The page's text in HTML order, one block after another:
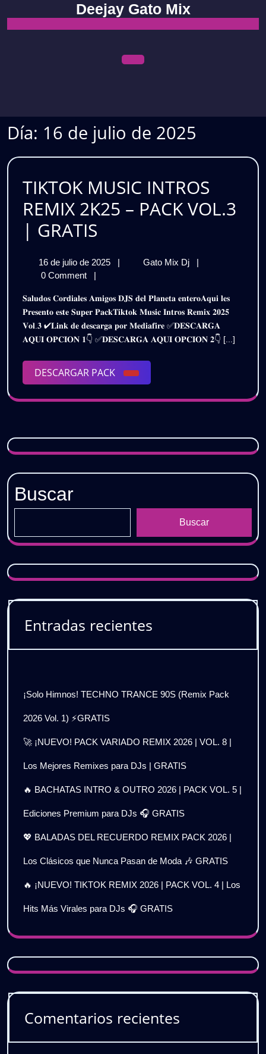
content
Deejay Gato Mix
Día: 16 de julio de 2025
TIKTOK MUSIC INTROS
REMIX 2K25 – PACK VOL.3
| GRATIS
INTROS
REMIX
2K25
–
PACK
VOL.3
|
16 de julio de 2025
16
de
2025
| Gato Mix Dj
TIKTOK
REMIX
2K25
–
PACK
|
0 Comment
|
𝐒𝐚𝐥𝐮𝐝𝐨𝐬 𝐂𝐨𝐫𝐝𝐢𝐚𝐥𝐞𝐬 𝐀𝐦𝐢𝐠𝐨𝐬 𝐃𝐉𝐒 𝐝𝐞𝐥 𝐏𝐥𝐚𝐧𝐞𝐭𝐚 𝐞𝐧𝐭𝐞𝐫𝐨𝐀𝐪𝐮𝐢 𝐥𝐞𝐬
𝐏𝐫𝐞𝐬𝐞𝐧𝐭𝐨 𝐞𝐬𝐭𝐞 𝐒𝐮𝐩𝐞𝐫 𝐏𝐚𝐜𝐤𝐓𝐢𝐤𝐭𝐨𝐤 𝐌𝐮𝐬𝐢𝐜 𝐈𝐧𝐭𝐫𝐨𝐬 𝐑𝐞𝐦𝐢𝐱 𝟐𝟎𝟐𝟓
𝐕𝐨𝐥.𝟑 ✔𝐋𝐢𝐧𝐤 𝐝𝐞 𝐝𝐞𝐬𝐜𝐚𝐫𝐠𝐚 𝐩𝐨𝐫 𝐌𝐞𝐝𝐢𝐚𝐟𝐢𝐫𝐞 ✅𝐃𝐄𝐒𝐂𝐀𝐑𝐆𝐀
𝐀𝐐𝐔𝐈 𝐎𝐏𝐂𝐈𝐎𝐍 𝟏👇 ✅𝐃𝐄𝐒𝐂𝐀𝐑𝐆𝐀 𝐀𝐐𝐔𝐈 𝐎𝐏𝐂𝐈𝐎𝐍 𝟐👇 [...]
DESCARGAR PACK
DESCARGAR
PACK
Buscar
Buscar
Entradas recientes
¡Solo Himnos! TECHNO TRANCE 90S (Remix Pack
2026 Vol. 1) ⚡GRATIS
🚀 ¡NUEVO! PACK VARIADO REMIX 2026 | VOL. 8 |
Los Mejores Remixes para DJs | GRATIS
🔥 BACHATAS INTRO & OUTRO 2026 | PACK VOL. 5 |
Ediciones Premium para DJs 🎧 GRATIS
💖 BALADAS DEL RECUERDO REMIX PACK 2026 |
Los Clásicos que Nunca Pasan de Moda 🎶 GRATIS
🔥 ¡NUEVO! TIKTOK REMIX 2026 | PACK VOL. 4 | Los
Hits Más Virales para DJs 🎧 GRATIS
Comentarios recientes